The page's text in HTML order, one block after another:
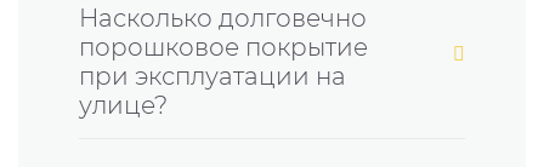
Насколько долговечно
порошковое покрытие
при эксплуатации на
улице?